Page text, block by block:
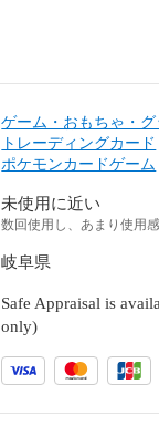
ゲーム・おもちゃ・グ
トレーディングカード
ポケモンカードゲーム
未使用に近い
数回使用し、あまり使用
岐阜県
Safe Appraisal is
only)